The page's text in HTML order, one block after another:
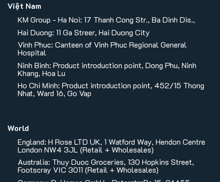
Việt Nam
KM Group - Ha Noi: 17 Thanh Cong Str., Ba Dinh Dis.,
Hai Duong: 11 Ga Streer, Hai Duong City
Vinh Phuc: Canteen of Vinh Phuc Regional General
Hospital
Ninh Binh: Product introduction point, Dong Phu, Ninh
Khang, Hoa Lu
Ho Chi Minh: Product introduction point, 452/15 Thong
Nhat, Ward 16, Go Vap
World
England: H Rose LTD UK, 1 Watford Way, Hendon Centre
London NW4 3JL (Retail + Wholesales)
Australia: Thuy Duoc Groceries, 130 Hopkins Street,
Footscray VIC 3011 (Retail + Wholesales)